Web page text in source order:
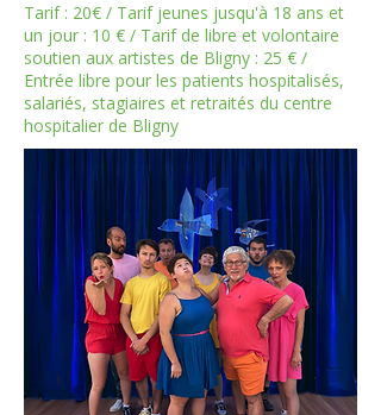
Tarif : 20€ / Tarif jeunes jusqu'à 18 ans et
un jour : 10 € / Tarif de libre et volontaire
soutien aux artistes de Bligny : 25 € /
Entrée libre pour les patients hospitalisés,
salariés, stagiaires et retraités du centre
hospitalier de Bligny